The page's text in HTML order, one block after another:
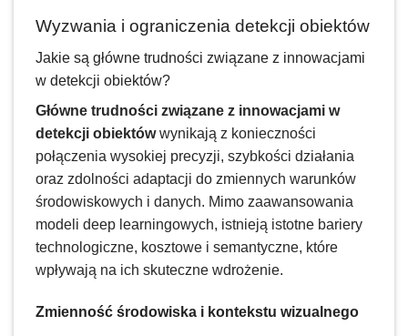
Wyzwania i ograniczenia detekcji obiektów
Jakie są główne trudności związane z innowacjami
w detekcji obiektów?
Główne trudności związane z innowacjami w
detekcji obiektówwynikają z konieczności
połączenia wysokiej precyzji, szybkości działania
oraz zdolności adaptacji do zmiennych warunków
środowiskowych i danych. Mimo zaawansowania
modeli deep learningowych, istnieją istotne bariery
technologiczne, kosztowe i semantyczne, które
wpływają na ich skuteczne wdrożenie.
Zmienność środowiska i kontekstu wizualnego